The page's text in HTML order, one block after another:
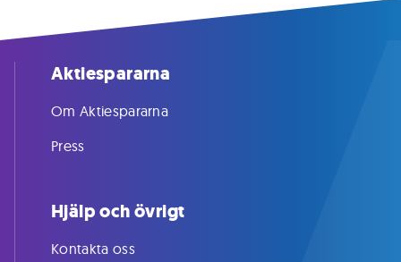
Aktiespararna
Om Aktiespararna
Press
Hjälp och övrigt
Kontakta oss